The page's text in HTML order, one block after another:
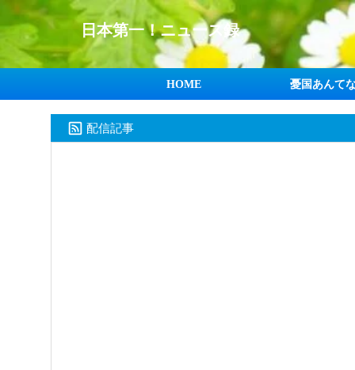
日本第一！ニュース録
HOME 憂国あんて
配信記事